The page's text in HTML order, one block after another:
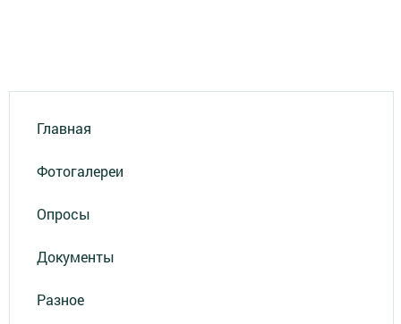
Главная
Фотогалереи
Опросы
Документы
Разное